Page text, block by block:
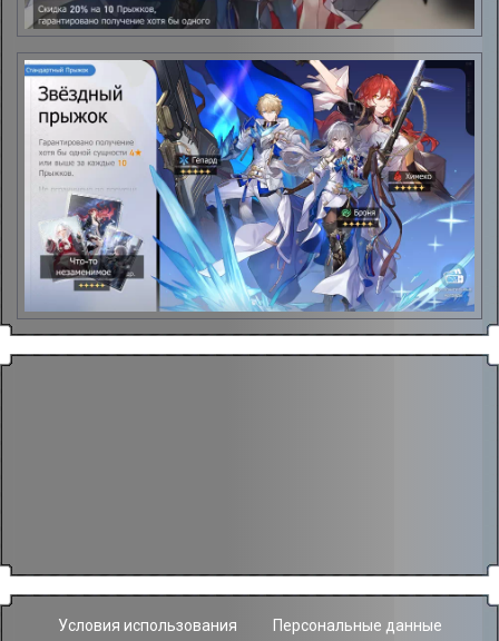
Условия использования Персональные данные